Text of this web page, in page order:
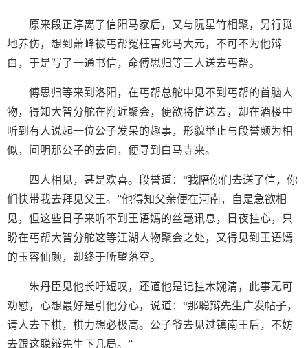
原来段正淳离了信阳马家后，又与阮星竹相聚，另行觅
地养伤，想到萧峰被丐帮冤枉害死马大元，不可不为他辩
白，于是写了一通书信，命傅思归等三人送去丐帮。
傅思归等来到洛阳，在丐帮总舵中见不到丐帮的首脑人
物，得知大智分舵在附近聚会，便欲将信送去，却在酒楼中
听到有人说起一位公子发呆的趣事，形貌举止与段誉颇为相
似，问明那公子的去向，便寻到白马寺来。
四人相见，甚是欢喜。段誉道：“我陪你们去送了信，你
们快带我去拜见父王。”他得知父亲便在河南，自是急欲相
见，但这些日子来听不到王语嫣的丝毫讯息，日夜挂心，只
盼在丐帮大智分舵这等江湖人物聚会之处，又得见到王语嫣
的玉容仙颜，却终于所望落空。
朱丹臣见他长吁短叹，还道他是记挂木婉清，此事无可
劝慰，心想最好是引他分心，说道：“那聪辩先生广发帖子，
请人去下棋，棋力想必极高。公子爷去见过镇南王后，不妨
去跟这聪辩先生下几局。”